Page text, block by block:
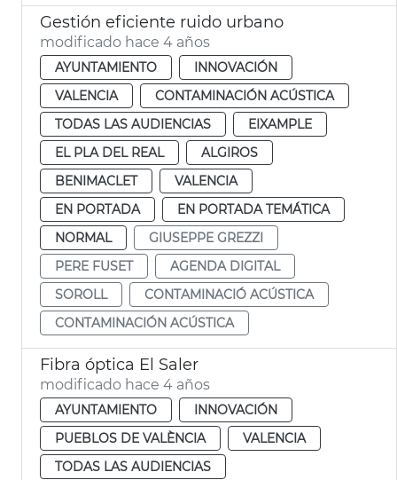
Gestión eficiente ruido urbano
modificado hace 4 años
AYUNTAMIENTO
INNOVACIÓN
VALENCIA
CONTAMINACIÓN ACÚSTICA
TODAS LAS AUDIENCIAS
EIXAMPLE
EL PLA DEL REAL
ALGIROS
BENIMACLET
VALENCIA
EN PORTADA
EN PORTADA TEMÁTICA
NORMAL
GIUSEPPE GREZZI
PERE FUSET
AGENDA DIGITAL
SOROLL
CONTAMINACIÓ ACÚSTICA
CONTAMINACIÓN ACÚSTICA
Fibra óptica El Saler
modificado hace 4 años
AYUNTAMIENTO
INNOVACIÓN
PUEBLOS DE VALÈNCIA
VALENCIA
TODAS LAS AUDIENCIAS